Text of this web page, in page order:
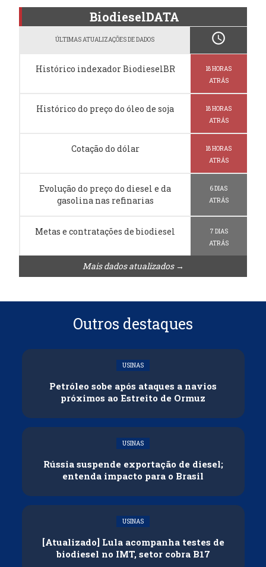
BiodieselDATA
ÚLTIMAS ATUALIZAÇÕES DE DADOS schedule
Histórico indexador BiodieselBR
18 HORAS
ATRÁS
Histórico do preço do óleo de soja
18 HORAS
ATRÁS
Cotação do dólar
18 HORAS
ATRÁS
Evolução do preço do diesel e da
gasolina nas refinarias
6 DIAS
ATRÁS
Metas e contratações de biodiesel
7 DIAS
ATRÁS
Mais dados atualizados →
Outros destaques
USINAS
Petróleo sobe após ataques a navios
próximos ao Estreito de Ormuz
USINAS
Rússia suspende exportação de diesel;
entenda impacto para o Brasil
USINAS
[Atualizado] Lula acompanha testes de
biodiesel no IMT, setor cobra B17